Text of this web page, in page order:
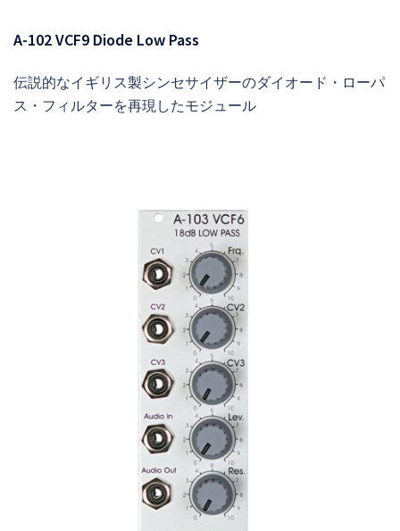
A-102 VCF9 Diode Low Pass
伝説的なイギリス製シンセサイザーのダイオード・ローパ
ス・フィルターを再現したモジュール